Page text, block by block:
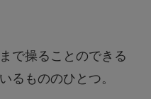
で操ることのできる
るもののひとつ。